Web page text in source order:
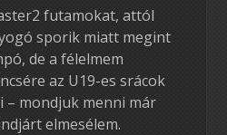
futamokat, attól
sporik miatt megint
de a félelmem
az U19-es srácok
– mondjuk menni már
elmesélem.